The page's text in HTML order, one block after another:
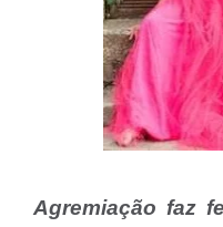
Agremiação faz